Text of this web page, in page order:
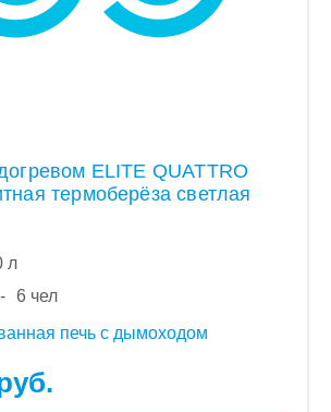
ELITE QUATTRO
термоберёза светлая
л
6 чел
печь с дымоходом